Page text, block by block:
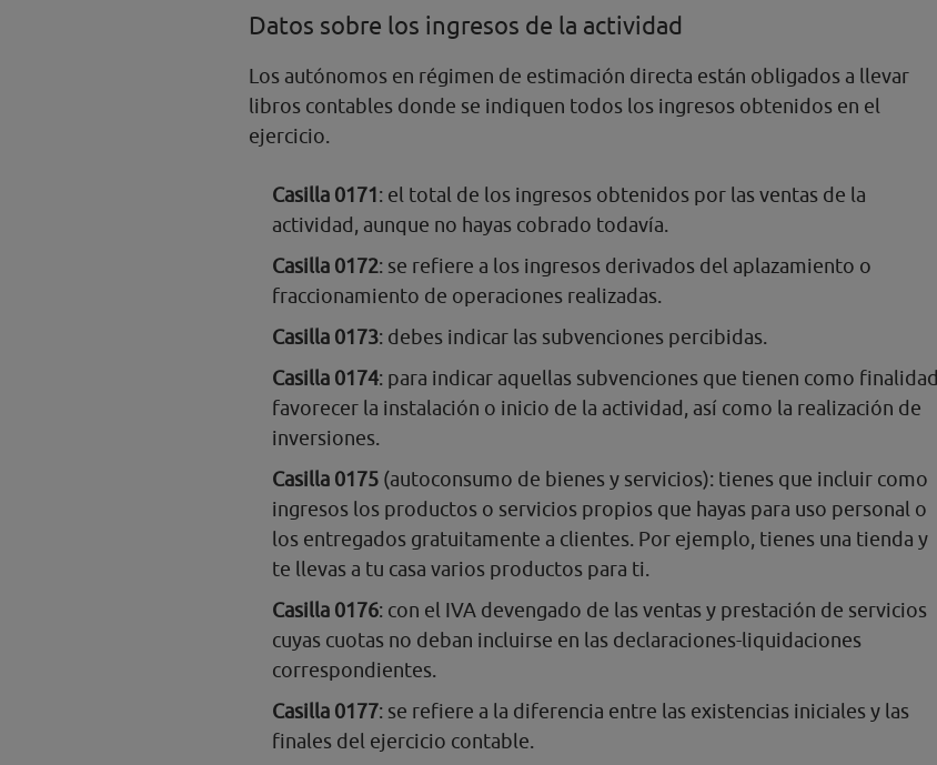
Datos sobre los ingresos de la actividad
Los autónomos en régimen de estimación directa están obligados a llevar
libros contables donde se indiquen todos los ingresos obtenidos en el
ejercicio.
Casilla 0171: el total de los ingresos obtenidos por las ventas de la
actividad, aunque no hayas cobrado todavía.
Casilla 0172: se refiere a los ingresos derivados del aplazamiento o
fraccionamiento de operaciones realizadas.
Casilla 0173: debes indicar las subvenciones percibidas.
Casilla 0174: para indicar aquellas subvenciones que tienen como finalidad
favorecer la instalación o inicio de la actividad, así como la realización de
inversiones.
Casilla 0175 (autoconsumo de bienes y servicios): tienes que incluir como
ingresos los productos o servicios propios que hayas para uso personal o
los entregados gratuitamente a clientes. Por ejemplo, tienes una tienda y
te llevas a tu casa varios productos para ti.
Casilla 0176: con el IVA devengado de las ventas y prestación de servicios
cuyas cuotas no deban incluirse en las declaraciones-liquidaciones
correspondientes.
Casilla 0177: se refiere a la diferencia entre las existencias iniciales y las
finales del ejercicio contable.